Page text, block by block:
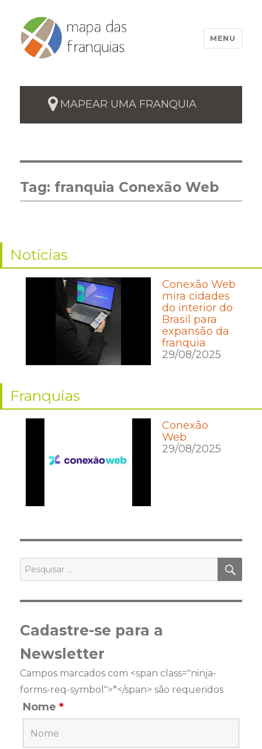
MENU
MAPEAR UMA FRANQUIA
Tag: franquia Conexão Web
Notícias
Conexão Web
mira cidades
do interior do
Brasil para
expansão da
franquia
29/08/2025
Franquias
Conexão
Web
29/08/2025
por:
Cadastre-se para a
Newsletter
Campos marcados com <span class="ninja-
forms-req-symbol">*</span> são requeridos
Nome*